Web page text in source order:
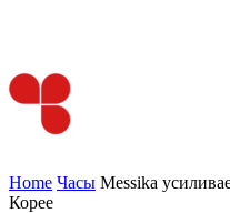
Home Часы Messika
Корее